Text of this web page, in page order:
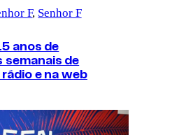
F, Senhor F
anos de
semanais de
e na web